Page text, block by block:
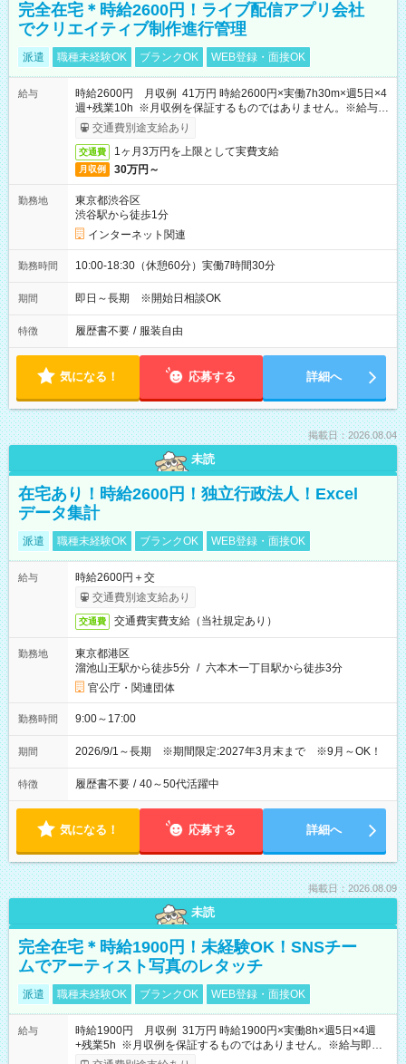
完全在宅＊時給2600円！ライブ配信アプリ会社
でクリエイティブ制作進行管理
派遣 職種未経験OK ブランクOK WEB登録・面接OK
給与
時給2600円 月収例 41万円 時給2600円×実働7h30m×週5日×4
週+残業10h ※月収例を保証するものではありません。※給与即
受取りサービス利用可（利用条件有）
交通費別途支給あり
交通費 1ヶ月3万円を上限として実費支給
月収例 30万円～
勤務地
東京都渋谷区
渋谷駅から徒歩1分
インターネット関連
勤務時間 10:00-18:30（休憩60分）実働7時間30分
期間 即日～長期 ※開始日相談OK
特徴 履歴書不要 / 服装自由
気になる！ 応募する 詳細へ
掲載日：2026.08.04
未読
在宅あり！時給2600円！独立行政法人！Excel
データ集計
派遣 職種未経験OK ブランクOK WEB登録・面接OK
給与
時給2600円＋交
交通費別途支給あり
交通費 交通費実費支給（当社規定あり）
勤務地
東京都港区
溜池山王駅から徒歩5分 / 六本木一丁目駅から徒歩3分
官公庁・関連団体
勤務時間 9:00～17:00
期間 2026/9/1～長期 ※期間限定:2027年3月末まで ※9月～OK！
特徴 履歴書不要 / 40～50代活躍中
気になる！ 応募する 詳細へ
掲載日：2026.08.09
未読
完全在宅＊時給1900円！未経験OK！SNSチー
ムでアーティスト写真のレタッチ
派遣 職種未経験OK ブランクOK WEB登録・面接OK
給与
時給1900円 月収例 31万円 時給1900円×実働8h×週5日×4週
+残業5h ※月収例を保証するものではありません。※給与即受
取りサービス利用可（利用条件有）